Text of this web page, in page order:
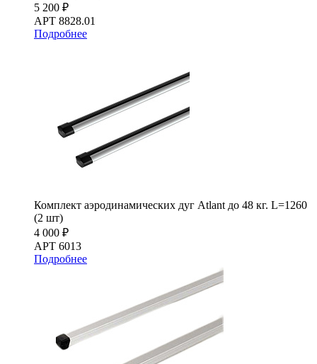
5 200 ₽
АРТ 8828.01
Подробнее
Комплект аэродинамических дуг Atlant до 48 кг. L=1260
(2 шт)
4 000 ₽
АРТ 6013
Подробнее